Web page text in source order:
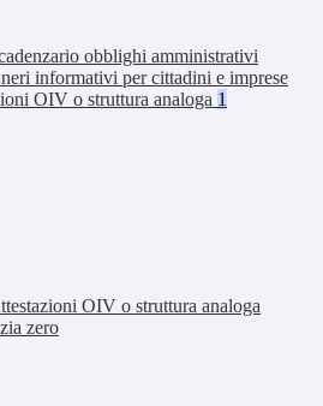
obblighi amministrativi
informativi per cittadini e imprese
OIV o struttura analoga 1
OIV o struttura analoga
zero